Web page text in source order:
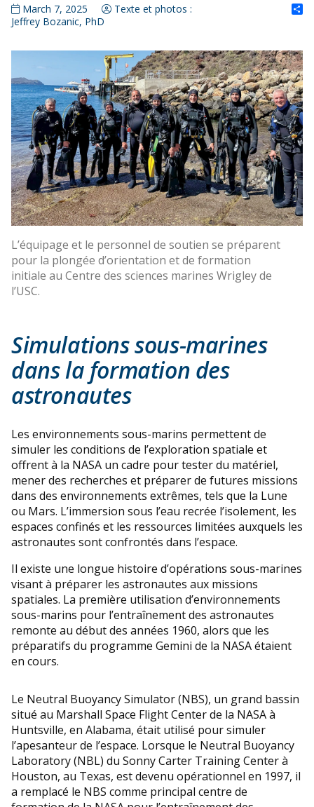
March 7, 2025
Texte et photos :
Jeffrey Bozanic, PhD
L’équipage et le personnel de soutien se préparent
pour la plongée d’orientation et de formation
initiale au Centre des sciences marines Wrigley de
l’USC.
Simulations sous-marines
dans la formation des
astronautes
Les environnements sous-marins permettent de
simuler les conditions de l’exploration spatiale et
offrent à la NASA un cadre pour tester du matériel,
mener des recherches et préparer de futures missions
dans des environnements extrêmes, tels que la Lune
ou Mars. L’immersion sous l’eau recrée l’isolement, les
espaces confinés et les ressources limitées auxquels les
astronautes sont confrontés dans l’espace.
Il existe une longue histoire d’opérations sous-marines
visant à préparer les astronautes aux missions
spatiales. La première utilisation d’environnements
sous-marins pour l’entraînement des astronautes
remonte au début des années 1960, alors que les
préparatifs du programme Gemini de la NASA étaient
en cours.
Le Neutral Buoyancy Simulator (NBS), un grand bassin
situé au Marshall Space Flight Center de la NASA à
Huntsville, en Alabama, était utilisé pour simuler
l’apesanteur de l’espace. Lorsque le Neutral Buoyancy
Laboratory (NBL) du Sonny Carter Training Center à
Houston, au Texas, est devenu opérationnel en 1997, il
a remplacé le NBS comme principal centre de